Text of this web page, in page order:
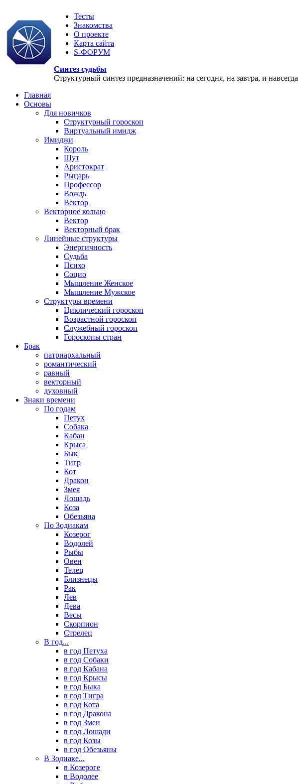
Тесты
Знакомства
О проекте
Карта сайта
S-ФОРУМ
Синтез судьбы
Структурный синтез предназначений: на сегодня, на завтра, и навсегда
Главная
Основы
Для новичков
Структурный гороскоп
Виртуальный имидж
Имиджи
Король
Шут
Аристократ
Рыцарь
Профессор
Вождь
Вектор
Векторное кольцо
Вектор
Векторный брак
Линейные структуры
Энергичность
Судьба
Психо
Социо
Мышление Женское
Мышление Мужское
Структуры времени
Циклический гороскоп
Возрастной гороскоп
Служебный гороскоп
Гороскопы стран
Брак
патриархальный
романтический
равный
векторный
духовный
Знаки времени
По годам
Петух
Собака
Кабан
Крыса
Бык
Тигр
Кот
Дракон
Змея
Лошадь
Коза
Обезьяна
По Зодиакам
Козерог
Водолей
Рыбы
Овен
Телец
Близнецы
Рак
Лев
Дева
Весы
Скорпион
Стрелец
В год...
в год Петуха
в год Собаки
в год Кабана
в год Крысы
в год Быка
в год Тигра
в год Кота
в год Дракона
в год Змеи
в год Лошади
в год Козы
в год Обезьяны
В Зодиаке...
в Козероге
в Водолее